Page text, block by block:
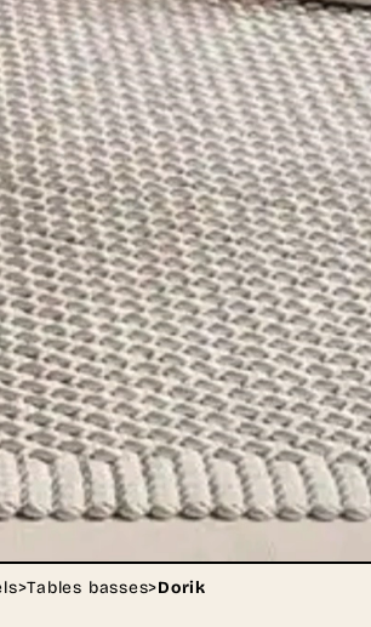
>Tables basses>Dorik